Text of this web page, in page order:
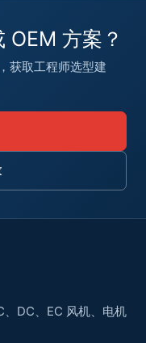
OEM 方案？
获取工程师选型建
DC、EC 风机、电机